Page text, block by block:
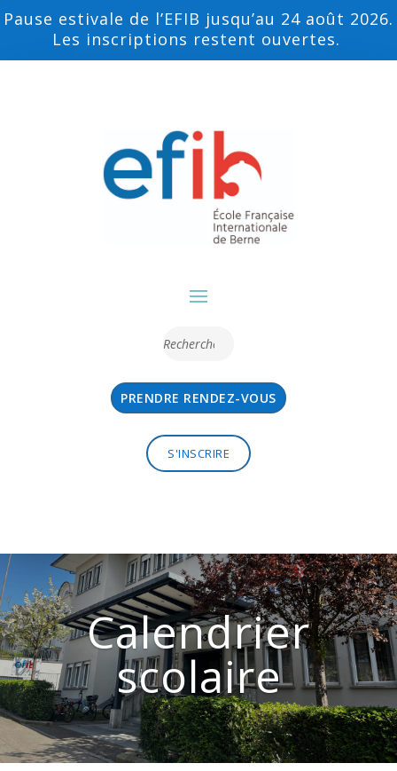
Pause estivale de l’EFIB jusqu’au 24 août 2026.
Les inscriptions restent ouvertes.
PRENDRE RENDEZ-VOUS
S'INSCRIRE
Calendrier
scolaire